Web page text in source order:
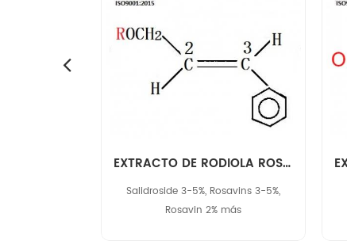
EXTRACTO DE RODIOLA ROSEA 97404-52-9
Salidroside 3-5%, Rosavins 3-5%,
Rosavin 2% más